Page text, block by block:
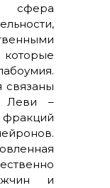
сфера
связаны
Леви –
фракций
и